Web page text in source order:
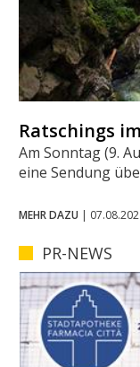
Ratschings
Am Sonntag (9.
eine Sendung
MEHR DAZU |
PR-NEWS